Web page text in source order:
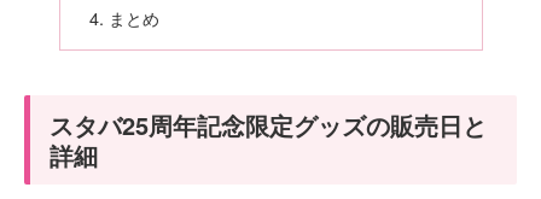
まとめ
スタバ25周年記念限定グッズの販売日と
詳細